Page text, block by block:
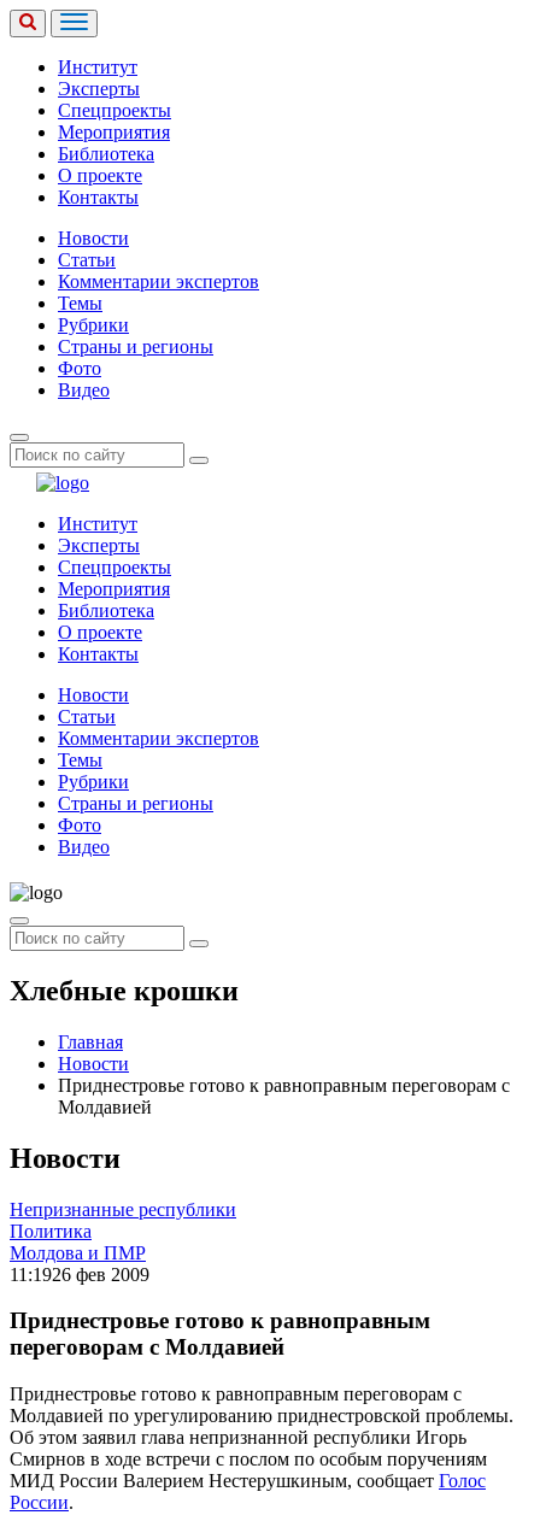
Институт
Эксперты
Спецпроекты
Мероприятия
Библиотека
О проекте
Контакты
Новости
Статьи
Комментарии экспертов
Темы
Рубрики
Страны и регионы
Фото
Видео
Институт
Эксперты
Спецпроекты
Мероприятия
Библиотека
О проекте
Контакты
Новости
Статьи
Комментарии экспертов
Темы
Рубрики
Страны и регионы
Фото
Видео
Хлебные крошки
Главная
Новости
Приднестровье готово к равноправным переговорам с
Молдавией
Новости
Непризнанные республики
Политика
Молдова и ПМР
11:1926 фев 2009
Приднестровье готово к равноправным
переговорам с Молдавией
Приднестровье готово к равноправным переговорам с
Молдавией по урегулированию приднестровской проблемы.
Об этом заявил глава непризнанной республики Игорь
Смирнов в ходе встречи с послом по особым поручениям
МИД России Валерием Нестерушкиным, сообщает Голос
России.